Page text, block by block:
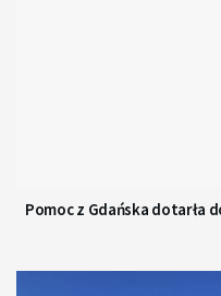
Pomoc z Gdańska dotarła